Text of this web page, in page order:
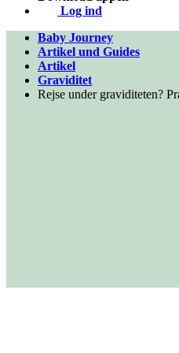
Log ind
Baby Journey
Artikel und Guides
Artikel
Graviditet
Rejse under graviditeten?